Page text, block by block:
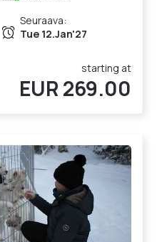
Seuraava:
Tue 12.Jan'27
starting at
EUR 269.00